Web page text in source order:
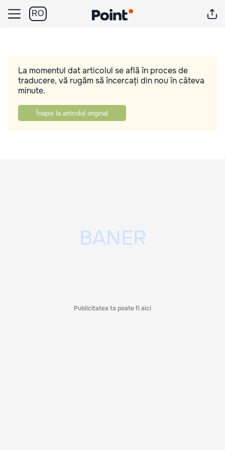
RO
La momentul dat articolul se află în proces de
traducere, vă rugăm să încercați din nou în câteva
minute.
Înapoi la articolul original
Publicitatea ta poate fi aici